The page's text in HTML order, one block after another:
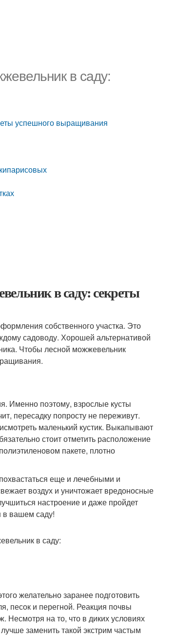
в саду:
успешного выращивания
в саду: секреты
собственного участка. Это
садоводу. Хорошей альтернативой
Чтобы лесной можжевельник
Именно поэтому, взрослые кусты
пересадку попросту не переживут.
маленький кустик. Выкапывают
стоит отметить расположение
пакете, плотно
еще и лечебными и
воздух и уничтожает вредоносные
настроение и даже пройдет
в вашем саду!
желательно заранее подготовить
песок и перегной. Реакция почвы
Несмотря на то, что в диких условиях
заменить такой экстрим частым